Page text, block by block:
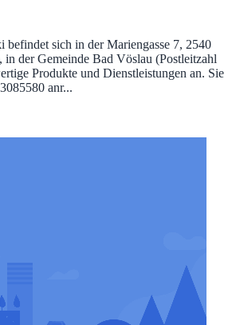
sich in der Mariengasse 7, 2540
der Gemeinde Bad Vöslau (Postleitzahl
Produkte und Dienstleistungen an. Sie
anr...